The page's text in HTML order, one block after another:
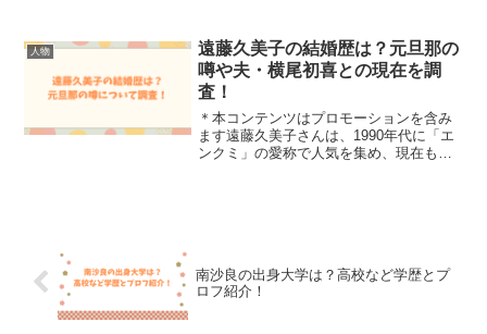
活躍中です。また、韓国語が堪能だとい
う絃瀬聡...
人物
遠藤久美子の結婚歴は？元旦那の
噂や夫・横尾初喜との現在を調
査！
＊本コンテンツはプロモーションを含み
ます遠藤久美子さんは、1990年代に「エ
ンクミ」の愛称で人気を集め、現在も女
南沙良の出身大学は？高校など学歴とプ
ロフ紹介！